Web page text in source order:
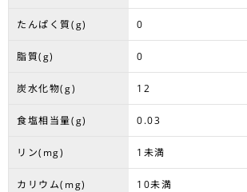
たんぱく質(g) 0
脂質(g) 0
炭水化物(g) 12
食塩相当量(g) 0.03
リン(mg) 1未満
カリウム(mg) 10未満